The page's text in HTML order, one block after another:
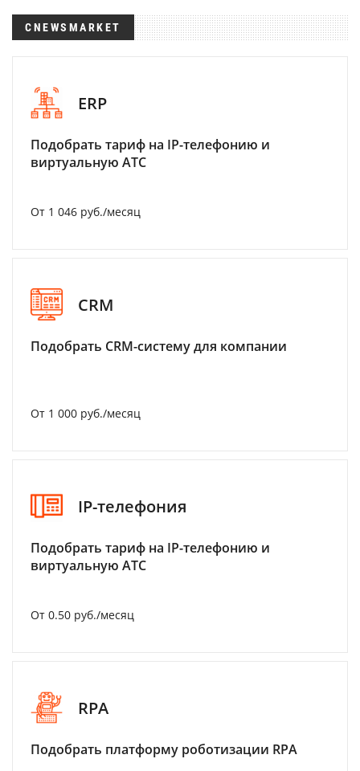
CNEWSMARKET
ERP
Подобрать тариф на IP-телефонию и
виртуальную АТС
От 1 046 руб./месяц
CRM
Подобрать CRM-систему для компании
От 1 000 руб./месяц
IP-телефония
Подобрать тариф на IP-телефонию и
виртуальную АТС
От 0.50 руб./месяц
RPA
Подобрать платформу роботизации RPA